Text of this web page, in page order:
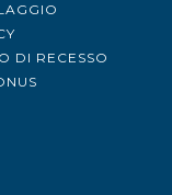
DI RECESSO